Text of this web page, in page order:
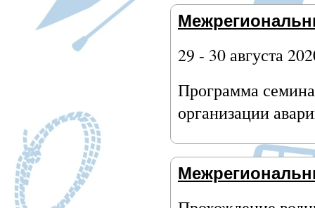
29 - 30 августа
Программа
организации